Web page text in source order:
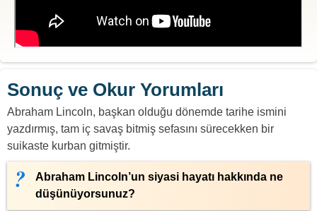
Sonuç ve Okur Yorumları
Abraham Lincoln, başkan olduğu dönemde tarihe ismini
yazdırmış, tam iç savaş bitmiş sefasını sürecekken bir
suikaste kurban gitmiştir.
Abraham Lincoln’un siyasi hayatı hakkında ne
düşünüyorsunuz?